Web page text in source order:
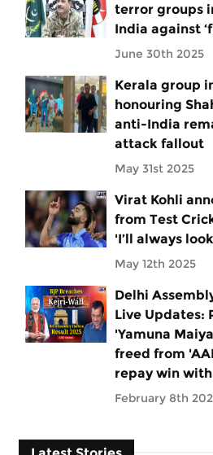
terror groups
India against
June 30th 2025
Kerala group
honouring
anti-India
attack fallout
May 31st 2025
Virat Kohli
from Test
'I’ll always
May 12th 2025
Delhi
Live Updates:
'Yamuna
freed from
repay win
February 8th